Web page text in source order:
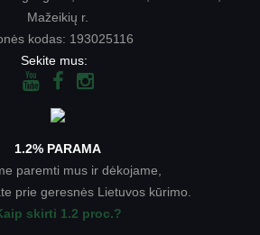
Mažeikių r.
kodas: 193025116
Sekite mus:
1.2% PARAMA
paremti mus ir dėkojame,
prie geresnės Lietuvos kūrimo.
skirti 1.2 proc.?